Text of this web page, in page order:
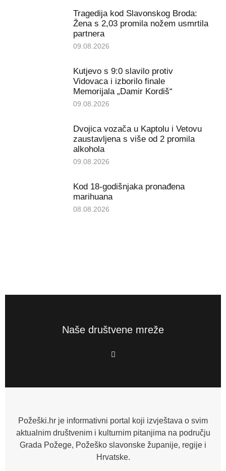
Tragedija kod Slavonskog Broda:
Žena s 2,03 promila nožem usmrtila
partnera
09.08.2026
Kutjevo s 9:0 slavilo protiv
Vidovaca i izborilo finale
Memorijala „Damir Kordiš“
09.08.2026
Dvojica vozača u Kaptolu i Vetovu
zaustavljena s više od 2 promila
alkohola
09.08.2026
Kod 18-godišnjaka pronađena
marihuana
08.08.2026
Naše društvene mreže
F
a
o
f
Požeški.hr je informativni portal koji izvještava o svim
aktualnim društvenim i kulturnim pitanjima na području
Grada Požege, Požeško slavonske županije, regije i
Hrvatske.